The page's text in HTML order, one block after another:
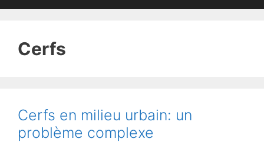
Cerfs
Cerfs en milieu urbain: un
problème complexe